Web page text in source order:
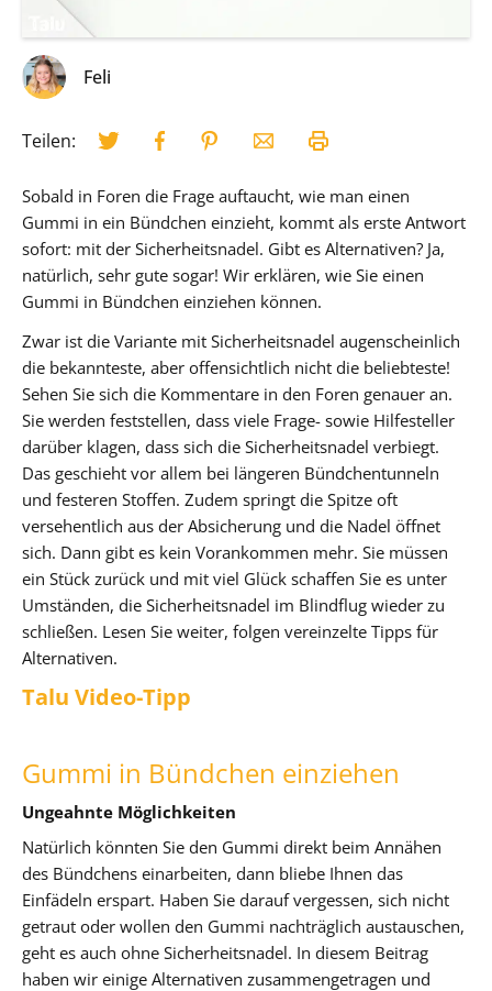
Feli
Teilen:
Sobald in Foren die Frage auftaucht, wie man einen
Gummi in ein Bündchen einzieht, kommt als erste Antwort
sofort: mit der Sicherheitsnadel. Gibt es Alternativen? Ja,
natürlich, sehr gute sogar! Wir erklären, wie Sie einen
Gummi in Bündchen einziehen können.
Zwar ist die Variante mit Sicherheitsnadel augenscheinlich
die bekannteste, aber offensichtlich nicht die beliebteste!
Sehen Sie sich die Kommentare in den Foren genauer an.
Sie werden feststellen, dass viele Frage- sowie Hilfesteller
darüber klagen, dass sich die Sicherheitsnadel verbiegt.
Das geschieht vor allem bei längeren Bündchentunneln
und festeren Stoffen. Zudem springt die Spitze oft
versehentlich aus der Absicherung und die Nadel öffnet
sich. Dann gibt es kein Vorankommen mehr. Sie müssen
ein Stück zurück und mit viel Glück schaffen Sie es unter
Umständen, die Sicherheitsnadel im Blindflug wieder zu
schließen. Lesen Sie weiter, folgen vereinzelte Tipps für
Alternativen.
Talu Video-Tipp
Gummi in Bündchen einziehen
Ungeahnte Möglichkeiten
Natürlich könnten Sie den Gummi direkt beim Annähen
des Bündchens einarbeiten, dann bliebe Ihnen das
Einfädeln erspart. Haben Sie darauf vergessen, sich nicht
getraut oder wollen den Gummi nachträglich austauschen,
geht es auch ohne Sicherheitsnadel. In diesem Beitrag
haben wir einige Alternativen zusammengetragen und